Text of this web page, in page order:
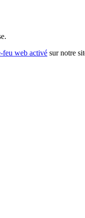
feu web activé sur notre